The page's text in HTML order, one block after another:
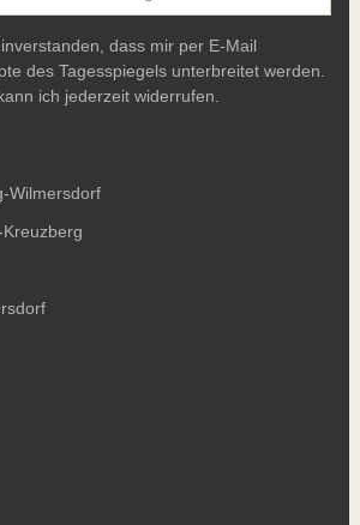
dass mir per E-Mail
des Tagesspiegels unterbreitet werden.
ich jederzeit widerrufen.
Wilmersdorf